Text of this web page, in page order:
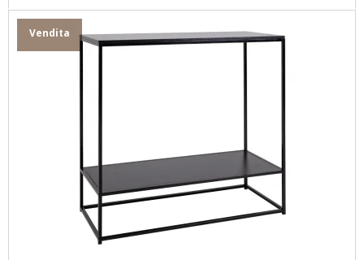
Vendita